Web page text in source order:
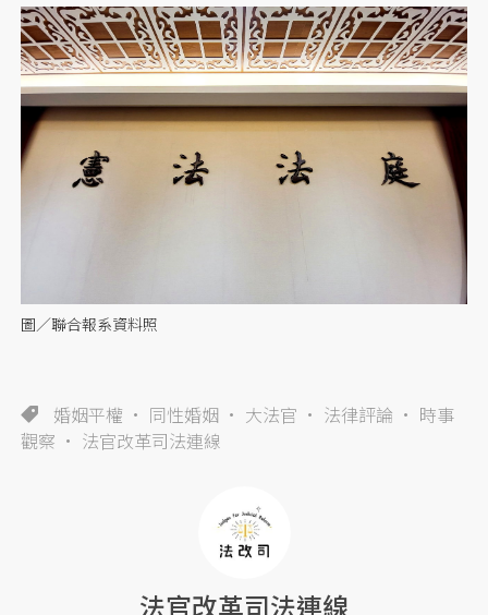
圖／聯合報系資料照
婚姻平權 同性婚姻 大法官 法律評論
時事
觀察
法官改革司法連線
法官改革司法連線